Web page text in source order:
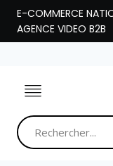
Aller
contenu
E-COMMERCE
AGENCE VIDEO B2B